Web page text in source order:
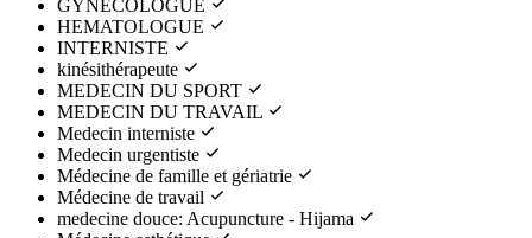
GYNECOLOGUE
HEMATOLOGUE
INTERNISTE
kinésithérapeute
MEDECIN DU SPORT
MEDECIN DU TRAVAIL
Medecin interniste
Medecin urgentiste
Médecine de famille et gériatrie
Médecine de travail
medecine douce: Acupuncture - Hijama